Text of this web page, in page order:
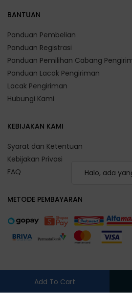
Add To Cart
Halo, ada
BANTUAN
Panduan Pembelian
Panduan Registrasi
Panduan Pemilihan Cabang
Panduan Lacak Pengiriman
Lacak Pengiriman
Hubungi Kami
KEBIJAKAN KAMI
Syarat dan Ketentuan
Kebijakan Privasi
FAQ
METODE PEMBAYARAN